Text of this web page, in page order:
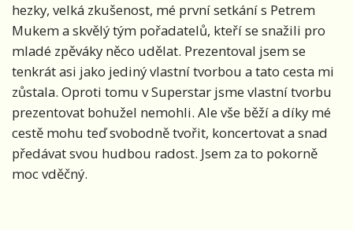
hezky, velká zkušenost, mé první setkání s Petrem
Mukem a skvělý tým pořadatelů, kteří se snažili pro
mladé zpěváky něco udělat. Prezentoval jsem se
tenkrát asi jako jediný vlastní tvorbou a tato cesta mi
zůstala. Oproti tomu v Superstar jsme vlastní tvorbu
prezentovat bohužel nemohli. Ale vše běží a díky mé
cestě mohu teď svobodně tvořit, koncertovat a snad
předávat svou hudbou radost. Jsem za to pokorně
moc vděčný.